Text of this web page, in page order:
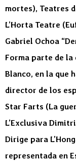
mortes), Teatres
L’Horta Teatre
Gabriel Ochoa
Forma parte de la
Blanco, en la que
director de los
Star Farts (La
L’Exclusiva
Dirige para
representada en